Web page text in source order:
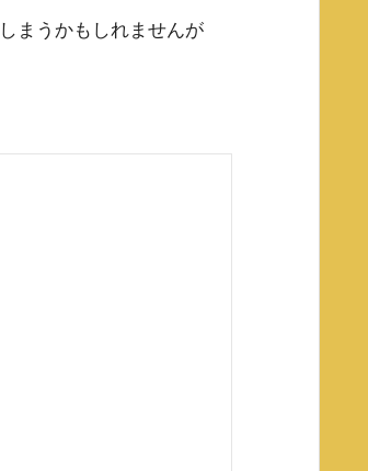
まうかもしれませんが